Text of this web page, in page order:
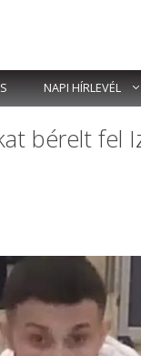
NAPI HÍRLEVÉL
bérelt fel